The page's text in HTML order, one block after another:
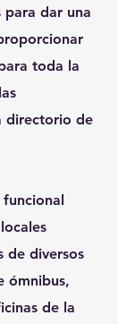
dar una
toda la
directorio de
de diversos
ómnibus,
de la